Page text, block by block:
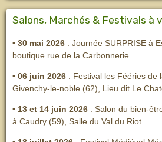
Salons, Marchés & Festivals à
• 30 mai 2026 : Journée SURPRISE à
boutique rue de la Carbonnerie
• 06 juin 2026 : Festival les Fééries de
Givenchy-le-noble (62), Lieu dit Le
• 13 et 14 juin 2026 : Salon du bien-
à Caudry (59), Salle du Val du Riot